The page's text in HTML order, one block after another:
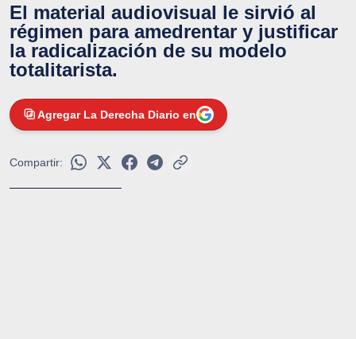
El material audiovisual le sirvió al
régimen para amedrentar y justificar
la radicalización de su modelo
totalitarista.
Agregar La Derecha Diario en
Compartir: